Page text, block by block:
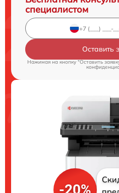
специалистом
Оставить
Нажимая на кнопку "Оставить